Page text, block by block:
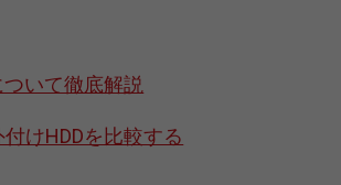
いて徹底解説
けHDDを比較する